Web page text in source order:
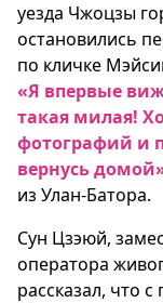
уезда Чжоцзы
остановились
по кличке
«Я впервые
такая милая!
фотографий и
вернусь
из Улан-Батора.
Сун Цзэюй,
оператора
рассказал, что